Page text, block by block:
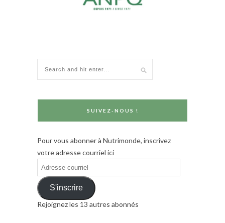
SUIVEZ-NOUS !
Pour vous abonner à Nutrimonde, inscrivez
votre adresse courriel ici
Adresse
courriel
S'inscrire
Rejoignez les 13 autres abonnés